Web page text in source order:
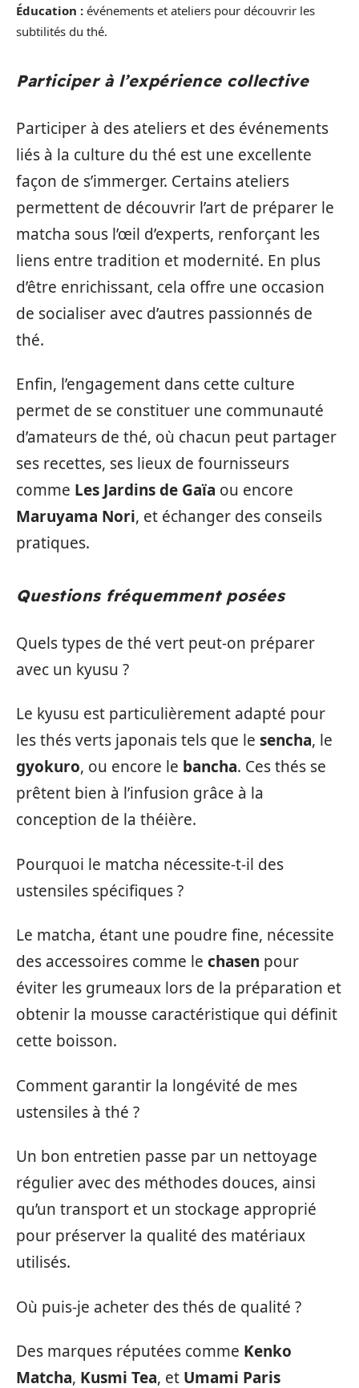
Éducation : événements et ateliers pour découvrir les
subtilités du thé.
Participer à l’expérience collective
Participer à des ateliers et des événements
liés à la culture du thé est une excellente
façon de s’immerger. Certains ateliers
permettent de découvrir l’art de préparer le
matcha sous l’œil d’experts, renforçant les
liens entre tradition et modernité. En plus
d’être enrichissant, cela offre une occasion
de socialiser avec d’autres passionnés de
thé.
Enfin, l’engagement dans cette culture
permet de se constituer une communauté
d’amateurs de thé, où chacun peut partager
ses recettes, ses lieux de fournisseurs
comme Les Jardins de Gaïa ou encore
Maruyama Nori, et échanger des conseils
pratiques.
Questions fréquemment posées
Quels types de thé vert peut-on préparer
avec un kyusu ?
Le kyusu est particulièrement adapté pour
les thés verts japonais tels que le sencha, le
gyokuro, ou encore le bancha. Ces thés se
prêtent bien à l’infusion grâce à la
conception de la théière.
Pourquoi le matcha nécessite-t-il des
ustensiles spécifiques ?
Le matcha, étant une poudre fine, nécessite
des accessoires comme le chasen pour
éviter les grumeaux lors de la préparation et
obtenir la mousse caractéristique qui définit
cette boisson.
Comment garantir la longévité de mes
ustensiles à thé ?
Un bon entretien passe par un nettoyage
régulier avec des méthodes douces, ainsi
qu’un transport et un stockage approprié
pour préserver la qualité des matériaux
utilisés.
Où puis-je acheter des thés de qualité ?
Des marques réputées comme Kenko
Matcha, Kusmi Tea, et Umami Paris